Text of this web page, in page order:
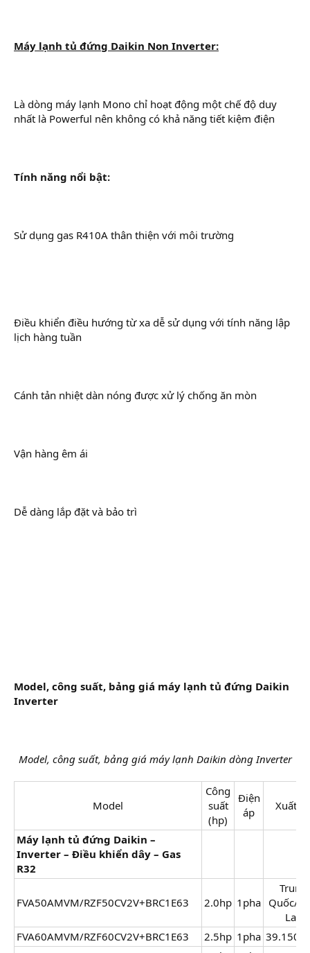
Máy lạnh tủ đứng Daikin Non Inverter:
Là dòng máy lạnh Mono chỉ hoạt động một chế độ duy
nhất là Powerful nên không có khả năng tiết kiệm điện
Tính năng nổi bật:
Sử dụng gas R410A thân thiện với môi trường
Điều khiển điều hướng từ xa dễ sử dụng với tính năng lập
lịch hàng tuần
Cánh tản nhiệt dàn nóng được xử lý chống ăn mòn
Vận hàng êm ái
Dễ dàng lắp đặt và bảo trì
Model, công suất, bảng giá máy lạnh tủ đứng Daikin
Inverter
Model, công suất, bảng giá máy lạnh Daikin dòng Inverter
Model​
Công
suất
(hp)​
Điện
áp​
Xuất
Máy lạnh tủ đứng Daikin –
Inverter – Điều khiển dây – Gas
R32
FVA50AMVM/RZF50CV2V+BRC1E63 2.0hp​ 1pha​
Trung
Quốc/
Lan​
FVA60AMVM/RZF60CV2V+BRC1E63
2.5hp​ 1pha​